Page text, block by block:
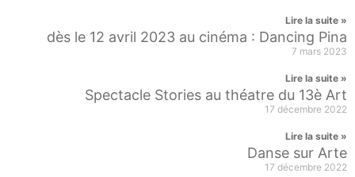
Lire la suite »
dès le 12 avril 2023 au cinéma : Dancing Pina
7 mars 2023
Lire la suite »
Spectacle Stories au théatre du 13è Art
17 décembre 2022
Lire la suite »
Danse sur Arte
17 décembre 2022